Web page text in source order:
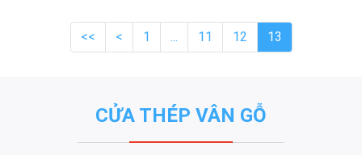
<< < 1 ... 11 12 13
CỬA THÉP VÂN GỖ